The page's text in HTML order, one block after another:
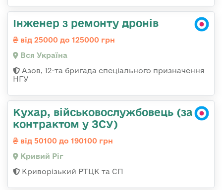
Інженер з ремонту дронів
від 25000 до 125000 грн
Вся Україна
Азов, 12-та бригада спеціального призначення
НГУ
Кухар, військовослужбовець (за
контрактом у ЗСУ)
від 50100 до 190100 грн
Кривий Ріг
Криворізький РТЦК та СП